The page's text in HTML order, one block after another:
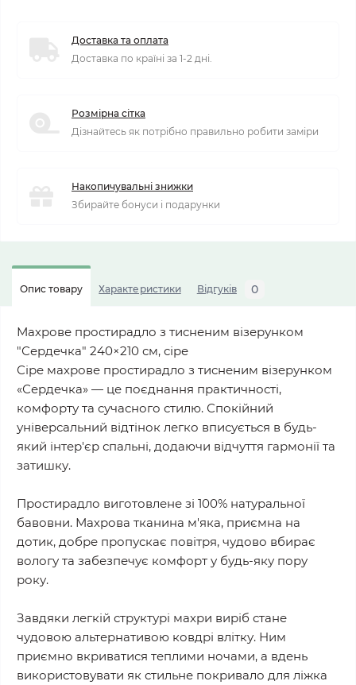
Доставка та оплата
Доставка по країні за 1-2 дні.
Розмірна сітка
Дізнайтесь як потрібно правильно робити заміри
Накопичувальні знижки
Збирайте бонуси і подарунки
Опис товару Характеристики Відгуків 0
Махрове простирадло з тисненим візерунком
"Сердечка" 240×210 см, сіре
Сіре махрове простирадло з тисненим візерунком
«Сердечка» — це поєднання практичності,
комфорту та сучасного стилю. Спокійний
універсальний відтінок легко вписується в будь-
який інтер'єр спальні, додаючи відчуття гармонії та
затишку.
Простирадло виготовлене зі 100% натуральної
бавовни. Махрова тканина м'яка, приємна на
дотик, добре пропускає повітря, чудово вбирає
вологу та забезпечує комфорт у будь-яку пору
року.
Завдяки легкій структурі махри виріб стане
чудовою альтернативою ковдрі влітку. Ним
приємно вкриватися теплими ночами, а вдень
використовувати як стильне покривало для ліжка